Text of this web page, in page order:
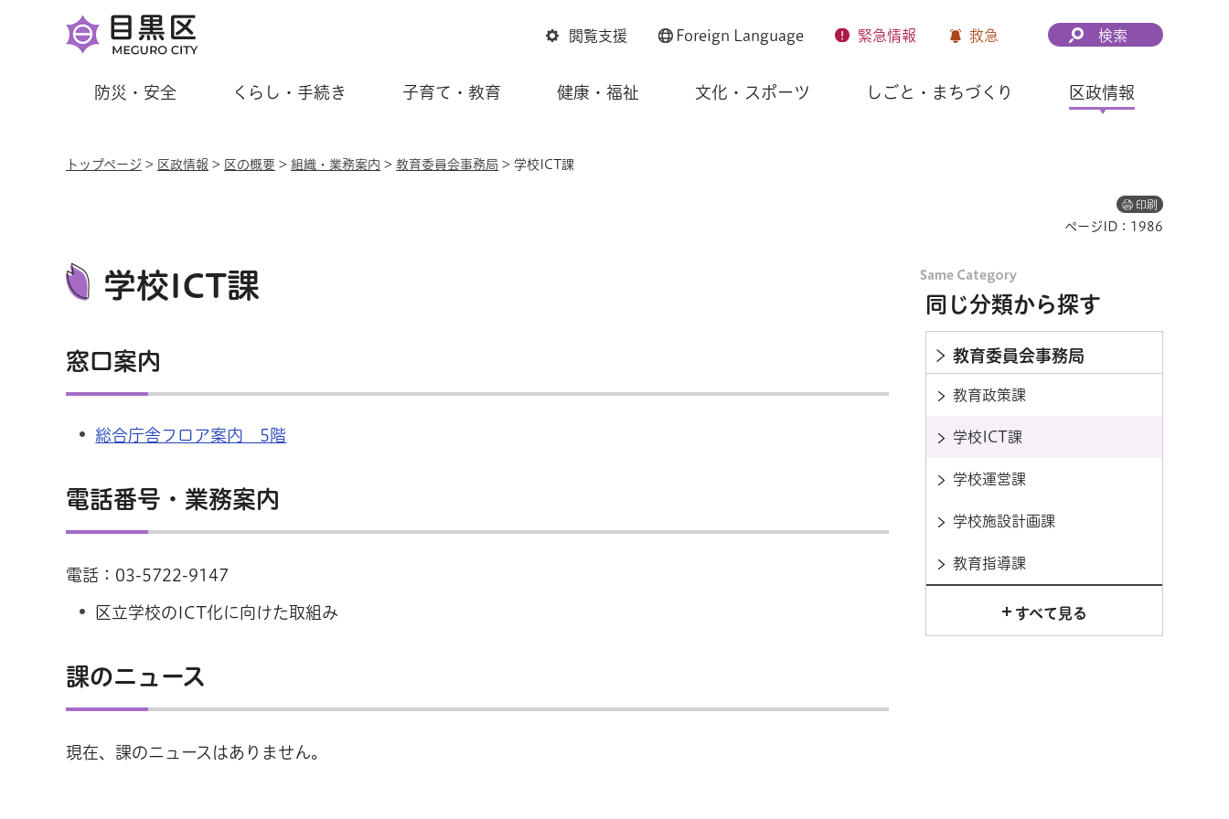
閲覧支援 Foreign Language 緊急情報 救急 検索
防災・安全 くらし・手続き 子育て・教育 健康・福祉 文化・スポーツ しごと・まちづくり 区政情報
トップページ > 区政情報 > 区の概要 > 組織・業務案内 > 教育委員会事務局 > 学校ICT課
印刷
ページID：1986
学校ICT課
窓口案内
総合庁舎フロア案内 5階
電話番号・業務案内
電話：03-5722-9147
区立学校のICT化に向けた取組み
課のニュース
現在、課のニュースはありません。
同じ分類から探す
教育委員会事務局
教育政策課
学校ICT課
学校運営課
学校施設計画課
教育指導課
すべて見る